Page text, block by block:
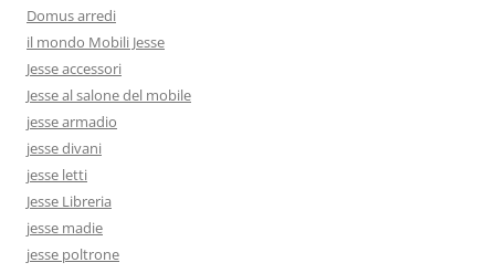
Domus arredi
il mondo Mobili Jesse
Jesse accessori
Jesse al salone del mobile
jesse armadio
jesse divani
jesse letti
Jesse Libreria
jesse madie
jesse poltrone